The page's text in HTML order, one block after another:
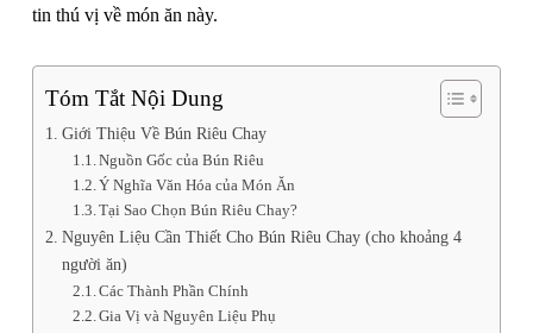
tin thú vị về món ăn này.
Tóm Tắt Nội Dung
Giới Thiệu Về Bún Riêu Chay
Nguồn Gốc của Bún Riêu
Ý Nghĩa Văn Hóa của Món Ăn
Tại Sao Chọn Bún Riêu Chay?
Nguyên Liệu Cần Thiết Cho Bún Riêu Chay (cho khoảng 4
người ăn)
Các Thành Phần Chính
Gia Vị và Nguyên Liệu Phụ